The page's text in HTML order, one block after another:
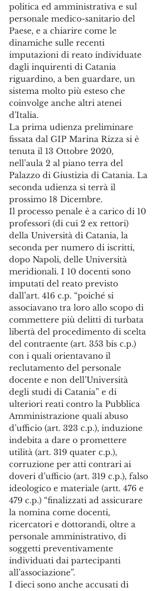
politica ed amministrativa e sul
personale medico-sanitario del
Paese, e a chiarire come le
dinamiche sulle recenti
imputazioni di reato individuate
dagli inquirenti di Catania
riguardino, a ben guardare, un
sistema molto più esteso che
coinvolge anche altri atenei
d'Italia.
La prima udienza preliminare
fissata dal GIP Marina Rizza si è
tenuta il 13 Ottobre 2020,
nell’aula 2 al piano terra del
Palazzo di Giustizia di Catania. La
seconda udienza si terrà il
prossimo 18 Dicembre.
Il processo penale è a carico di 10
professori (di cui 2 ex rettori)
della Università di Catania, la
seconda per numero di iscritti,
dopo Napoli, delle Università
meridionali. I 10 docenti sono
imputati del reato previsto
dall’art. 416 c.p. “poiché si
associavano tra loro allo scopo di
commettere più delitti di turbata
libertà del procedimento di scelta
del contraente (art. 353 bis c.p.)
con i quali orientavano il
reclutamento del personale
docente e non dell’Università
degli studi di Catania” e di
ulteriori reati contro la Pubblica
Amministrazione quali abuso
d’ufficio (art. 323 c.p.), induzione
indebita a dare o promettere
utilità (art. 319 quater c.p.),
corruzione per atti contrari ai
doveri d’ufficio (art. 319 c.p.), falso
ideologico e materiale (artt. 476 e
479 c.p.) “finalizzati ad assicurare
la nomina come docenti,
ricercatori e dottorandi, oltre a
personale amministrativo, di
soggetti preventivamente
individuati dai partecipanti
all’associazione”.
I dieci sono anche accusati di